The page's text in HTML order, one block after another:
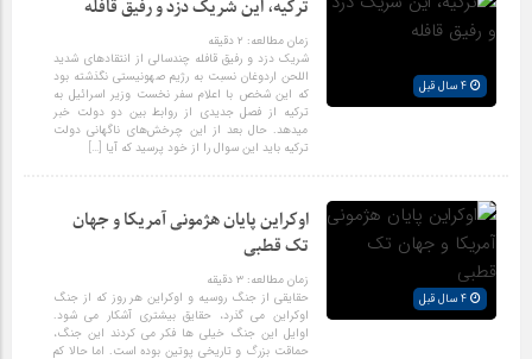
ترکیه، این شریک دزد و رفیق قافله
زمان مطالعه: ۲ دقیقه
شریک دزد و رفیق قافله چندسالی از انتقادهای شدید
اللحن اردوغان نسبت به رژیم صهونیستی نگذشته بود
که این شخص با اعلام سفر نخست وزیر اسرائیل به
ترکیه از فصل جدیدی از روابط بین دو دولت خبر
میدهد. حال بعد از این چرخش‌های ناگهانی دولت
ترکیه باید این سوال را از خود پرسید که آیا […]
اوکراین پایان هژمونی آمریکا و جهان
تک قطبی
زمان مطالعه:۳ دقیقه
حقایقی از جنگ روسیه و اوکراین هر روز که از جنگ
اوکراین می گذرد، حقایق بیشتری آشکار می شود.
اوایل این جنگ خیلی ها فکر می کردند این جنگ،
حماقت بزرگ و تاریخی پوتین بوده است. اما حالا کم